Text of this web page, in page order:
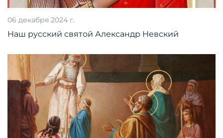
06 декабря 2024 г.
Наш русский святой Александр Невский